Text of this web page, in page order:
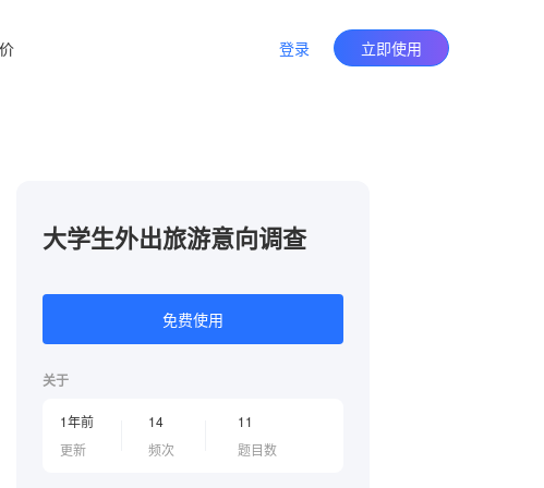
登录 立即使用
大学生外出旅游意向调查
免费使用
关于
1年前
更新
14
频次
11
题目数